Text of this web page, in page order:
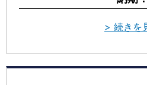
> 続きを